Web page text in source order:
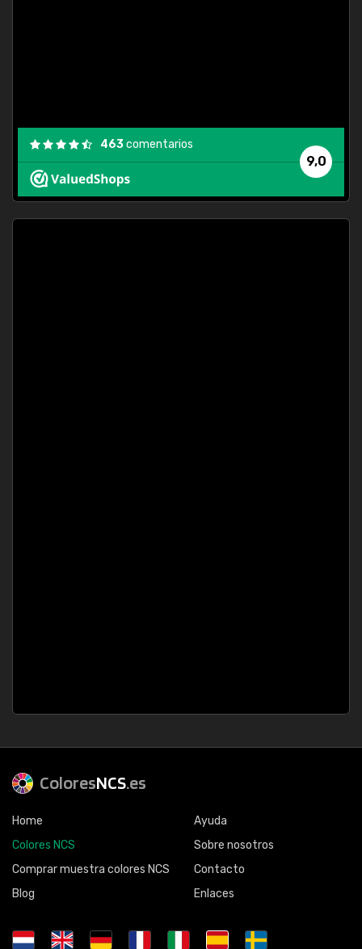
9,0
463comentarios
ColoresNCS.es
Home
Colores NCS
Comprar muestra colores NCS
Blog
Ayuda
Sobre nosotros
Contacto
Enlaces